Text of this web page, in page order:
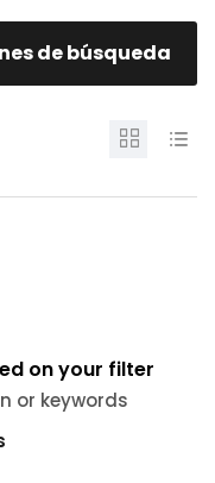
de búsqueda
on your filter
or keywords